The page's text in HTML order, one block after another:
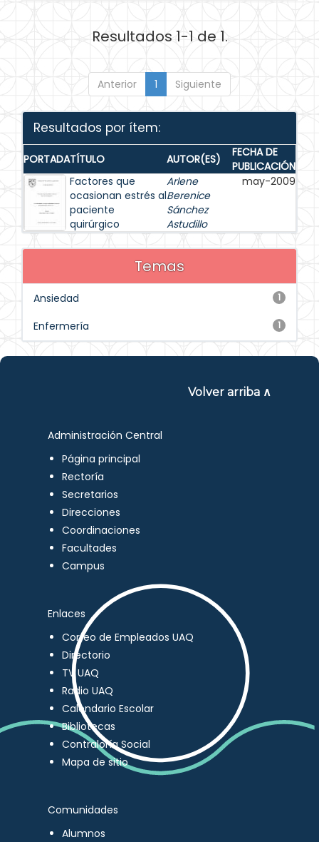
Resultados 1-1 de 1.
Anterior 1 Siguiente
Resultados por ítem:
PORTADATÍTULO AUTOR(ES)
FECHA DE
PUBLICACIÓN
Factores que
ocasionan estrés al
paciente
quirúrgico
Arlene
Berenice
Sánchez
Astudillo
may-2009
Temas
1
Ansiedad
1
Enfermería
Volver arriba ∧
Administración Central
Página principal
Rectoría
Secretarios
Direcciones
Coordinaciones
Facultades
Campus
Enlaces
Correo de Empleados UAQ
Directorio
TV UAQ
Radio UAQ
Calendario Escolar
Bibliotecas
Contraloría Social
Mapa de sitio
Comunidades
Alumnos